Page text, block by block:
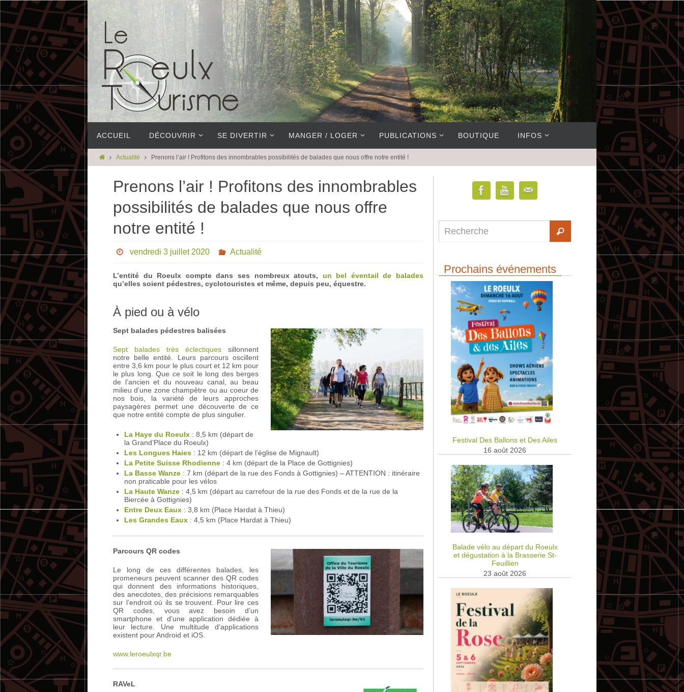
ACCUEIL DÉCOUVRIR SE DIVERTIR MANGER / LOGER PUBLICATIONS BOUTIQUE INFOS
Actualité Prenons l’air ! Profitons des innombrables possibilités de balades que nous offre notre entité !
Prenons l’air ! Profitons des innombrables
possibilités de balades que nous offre
notre entité !
vendredi 3 juillet 2020 Actualité
L’entité du Roeulx compte dans ses nombreux atouts, un bel éventail de balades
qu’elles soient pédestres, cyclotouristes et même, depuis peu, équestre.
À pied ou à vélo
Sept balades pédestres balisées
Sept balades très éclectiques sillonnent
notre belle entité. Leurs parcours oscillent
entre 3,6 km pour le plus court et 12 km pour
le plus long. Que ce soit le long des berges
de l’ancien et du nouveau canal, au beau
milieu d’une zone champêtre ou au coeur de
nos bois, la variété de leurs approches
paysagères permet une découverte de ce
que notre entité compte de plus singulier.
La Haye du Roeulx : 8,5 km (départ de
la Grand’Place du Roeulx)
Les Longues Haies : 12 km (départ de l’église de Mignault)
La Petite Suisse Rhodienne : 4 km (départ de la Place de Gottignies)
La Basse Wanze : 7 km (départ de la rue des Fonds à Gottignies) – ATTENTION : itinéraire
non praticable pour les vélos
La Haute Wanze : 4,5 km (départ au carrefour de la rue des Fonds et de la rue de la
Biercée à Gottignies)
Entre Deux Eaux : 3,8 km (Place Hardat à Thieu)
Les Grandes Eaux : 4,5 km (Place Hardat à Thieu)
Parcours QR codes
Le long de ces différentes balades, les
promeneurs peuvent scanner des QR codes
qui donnent des informations historiques,
des anecdotes, des précisions remarquables
sur l’endroit où ils se trouvent. Pour lire ces
QR codes, vous avez besoin d’un
smartphone et d’une application dédiée à
leur lecture. Une multitude d’applications
existent pour Android et iOS.
www.leroeulxqr.be
RAVeL
Prochains événements
Festival Des Ballons et Des Ailes
16 août 2026
Balade vélo au départ du Roeulx
et dégustation à la Brasserie St-
Feuillien
23 août 2026